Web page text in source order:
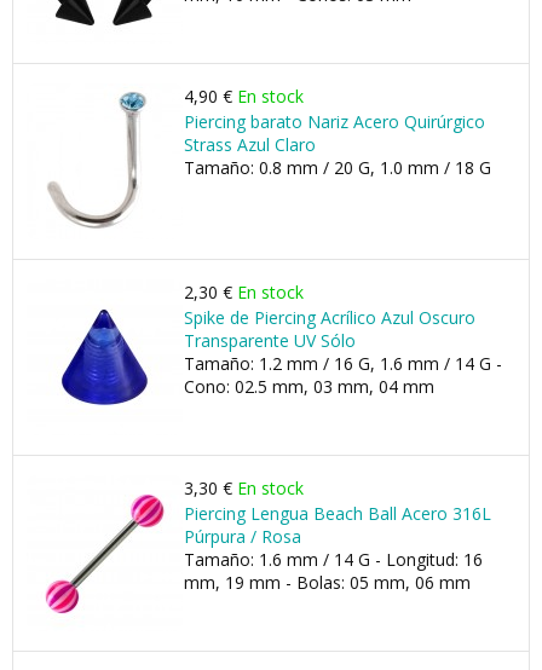
4,90 € En stock
Piercing barato Nariz Acero Quirúrgico
Strass Azul Claro
Tamaño: 0.8 mm / 20 G, 1.0 mm / 18 G
2,30 € En stock
Spike de Piercing Acrílico Azul Oscuro
Transparente UV Sólo
Tamaño: 1.2 mm / 16 G, 1.6 mm / 14 G -
Cono: 02.5 mm, 03 mm, 04 mm
3,30 € En stock
Piercing Lengua Beach Ball Acero 316L
Púrpura / Rosa
Tamaño: 1.6 mm / 14 G - Longitud: 16
mm, 19 mm - Bolas: 05 mm, 06 mm